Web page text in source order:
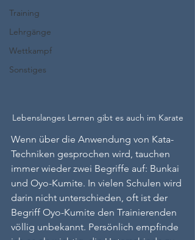
Training
Lehrgänge
Wettkampf
Sonstiges
Lebenslanges Lernen gibt es auch im Karate
Wenn über die Anwendung von Kata-
Techniken gesprochen wird, tauchen
immer wieder zwei Begriffe auf: Bunkai
und Oyo-Kumite. In vielen Schulen wird
darin nicht unterschieden, oft ist der
Begriff Oyo-Kumite den Trainierenden
völlig unbekannt. Persönlich empfinde